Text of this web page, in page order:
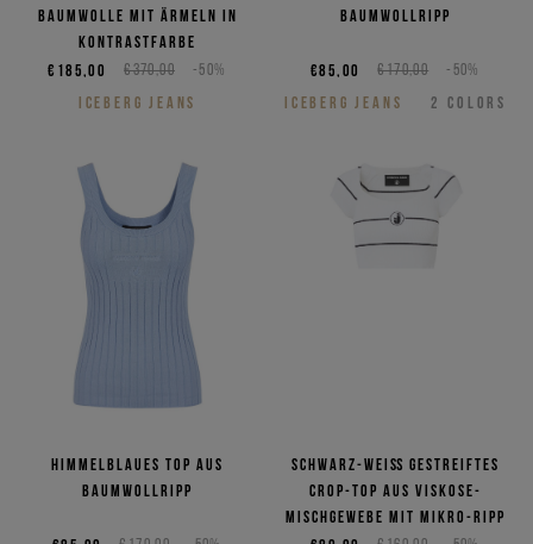
Baumwolle mit Ärmeln in
Kontrastfarbe
€370,00 -50%
€185,00
ICEBERG JEANS
Baumwollripp
€170,00 -50%
€85,00
ICEBERG JEANS
2 COLORS
Himmelblaues Top aus
Baumwollripp
Schwarz-weiß gestreiftes
Crop-Top aus Viskose-
Mischgewebe mit Mikro-Ripp